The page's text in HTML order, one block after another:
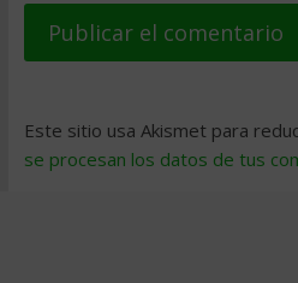
Este sitio usa Akismet para
se procesan los datos de tus